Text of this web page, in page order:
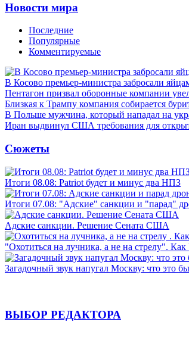
Новости мира
Последние
Популярные
Комментируемые
В Косово премьер-министра забросали
Пентагон призвал оборонные компании
Близкая к Трампу компания собирается
В Польше мужчина, который нападал на
Иран выдвинул США требования для
Сюжеты
Итоги 08.08: Patriot будет и минус два НПЗ
Итоги 07.08: "Адские" санкции и "парад"
Адские санкции. Решение Сената США
"Охотиться на лучника, а не на стрелу". Как
Загадочный звук напугал Москву: что это
ВЫБОР РЕДАКТОРА